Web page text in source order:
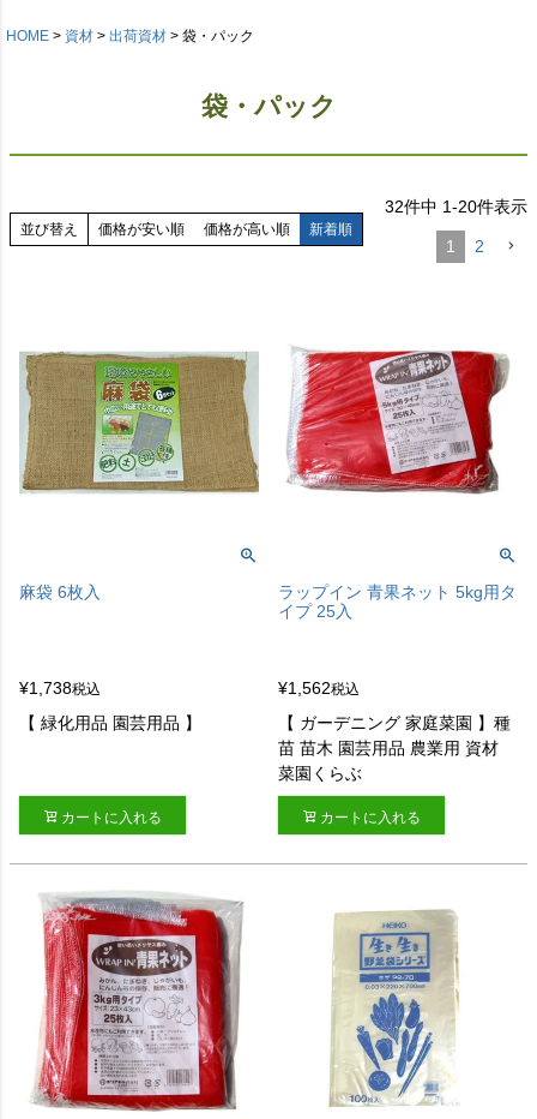
HOME 資材 出荷資材 袋・パック
袋・パック
並び替え 価格が安い順 価格が高い順 新着順
32件中 1-20件表示
1 2
麻袋 6枚入
¥1,738税込
【 緑化用品 園芸用品 】
カートに入れる
ラップイン 青果ネット 5kg用タ
イプ 25入
¥1,562税込
【 ガーデニング 家庭菜園 】種
苗 苗木 園芸用品 農業用 資材
菜園くらぶ
カートに入れる